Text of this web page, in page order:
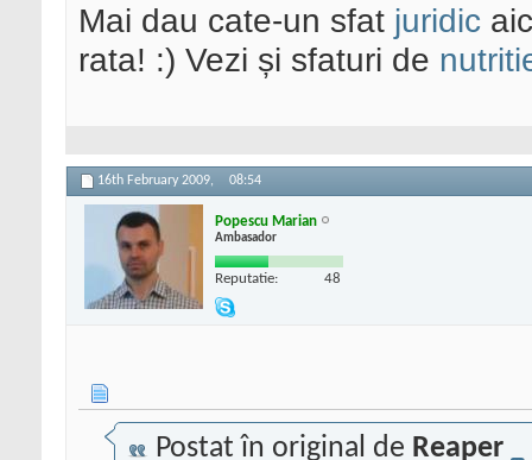
Mai dau cate-un sfat juridic
rata! :) Vezi și sfaturi de
16th February 2009, 08:54
Popescu Marian
Ambasador
Reputatie: 48
Postat în original de Reaper